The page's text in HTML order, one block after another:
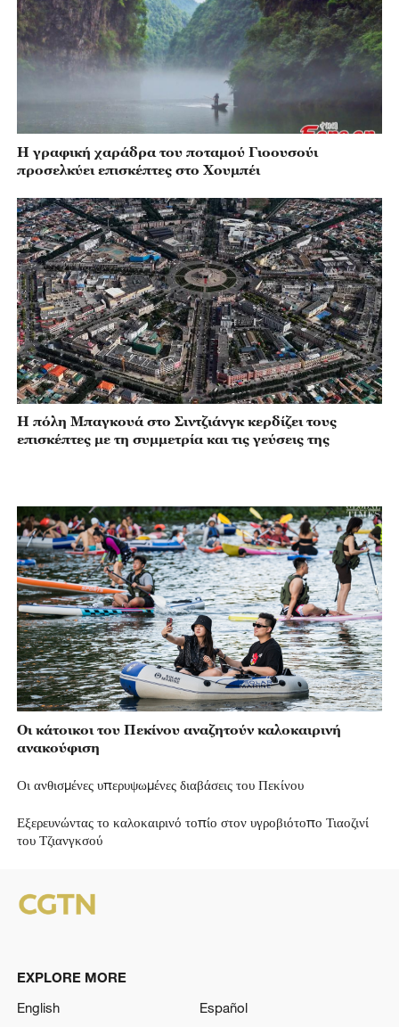
Η γραφική χαράδρα του ποταμού Γιοουσούι
προσελκύει επισκέπτες στο Χουμπέι
Η πόλη Μπαγκουά στο Σιντζιάνγκ κερδίζει τους
επισκέπτες με τη συμμετρία και τις γεύσεις της
Οι κάτοικοι του Πεκίνου αναζητούν καλοκαιρινή
ανακούφιση
Οι ανθισμένες υπερυψωμένες διαβάσεις του Πεκίνου
Εξερευνώντας το καλοκαιρινό τοπίο στον υγροβιότοπο Τιαοζινί
του Τζιανγκσού
EXPLORE MORE
English
Español